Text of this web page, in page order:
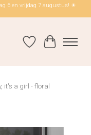
6 en vrijdag 7 augustus! ☀
Verlanglijst
it's a girl - floral
Items